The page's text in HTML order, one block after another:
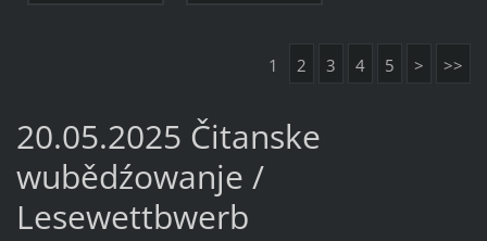
1 2 3 4 5 > >>
20.05.2025 Čitanske
wubědźowanje /
Lesewettbwerb